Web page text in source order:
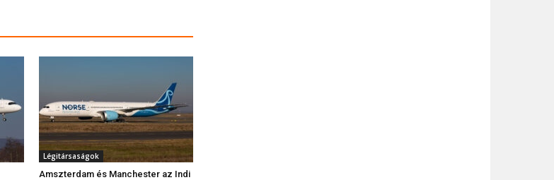
Légitársaságok
Amszterdam és Manchester az Indi